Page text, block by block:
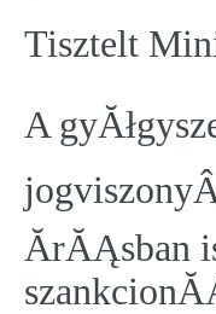
Tisztelt
A
Ă­rĂĄsban